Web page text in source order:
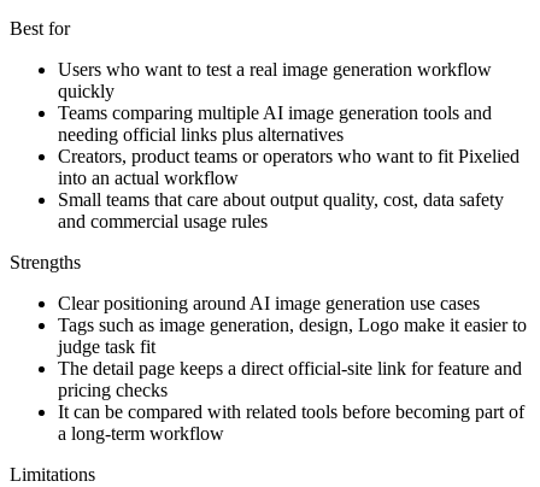
Best for
Users who want to test a real image generation workflow
quickly
Teams comparing multiple AI image generation tools and
needing official links plus alternatives
Creators, product teams or operators who want to fit Pixelied
into an actual workflow
Small teams that care about output quality, cost, data safety
and commercial usage rules
Strengths
Clear positioning around AI image generation use cases
Tags such as image generation, design, Logo make it easier to
judge task fit
The detail page keeps a direct official-site link for feature and
pricing checks
It can be compared with related tools before becoming part of
a long-term workflow
Limitations